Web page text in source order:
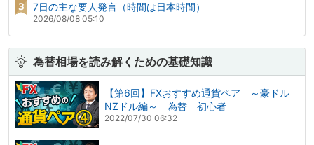
7日の主な要人発言（時間は日本時間）
2026/08/08 05:10
為替相場を読み解くための基礎知識
【第6回】FXおすすめ通貨ペア ～豪ドル
NZドル編～ 為替 初心者
2022/07/30 06:32